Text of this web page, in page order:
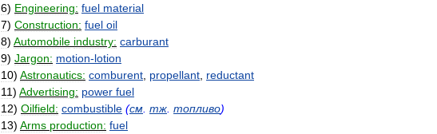
6) Engineering: fuel material
7) Construction: fuel oil
8) Automobile industry: carburant
9) Jargon: motion-lotion
10) Astronautics: comburent propellant reductant
11) Advertising: power fuel
12) Oilfield: combustible (см тж топливо)
13) Arms production: fuel